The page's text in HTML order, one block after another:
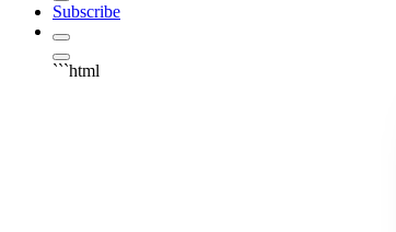
Subscribe
```html